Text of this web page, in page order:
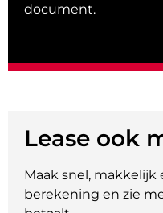
document.
Lease ook
Maak snel, makkelijk
berekening en zie